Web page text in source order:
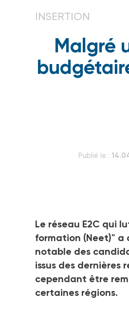
INSERTION
Malgré
Publié le :
Le réseau E2C qui
formation (Neet)" a
notable des
issus des dernières
cependant être
certaines régions.